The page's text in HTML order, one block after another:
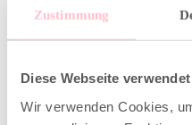
Zustimmung
Diese Webseite
Wir verwenden Cookies,
slub texture and piece-
Runs true to size
Lightweight slub jersey